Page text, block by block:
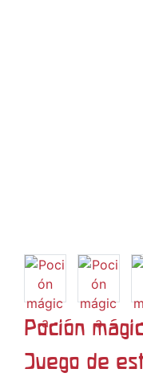
Poción
Juego de